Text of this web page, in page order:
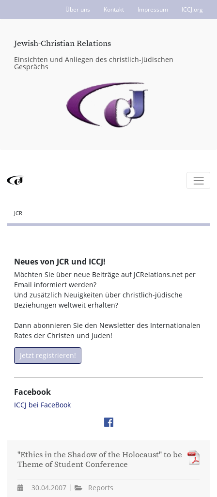
Über uns Kontakt Impressum ICCJ.org
Jewish-Christian Relations
Einsichten und Anliegen des christlich-jüdischen
Gesprächs
JCR
Neues von JCR und ICCJ!
Möchten Sie über neue Beiträge auf JCRelations.net per
Email informiert werden?
Und zusätzlich Neuigkeiten über christlich-jüdische
Beziehungen weltweit erhalten?
Dann abonnieren Sie den Newsletter des Internationalen
Rates der Christen und Juden!
Jetzt registrieren!
Facebook
ICCJ bei FaceBook
"Ethics in the Shadow of the Holocaust" to be
Theme of Student Conference
30.04.2007
Reports